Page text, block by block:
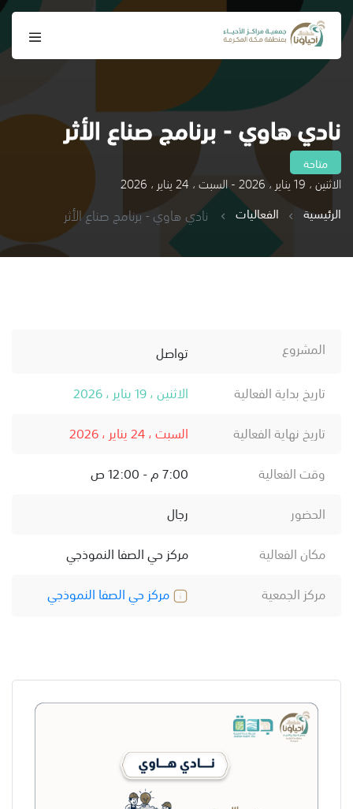
نادي هاوي - برنامج صناع الأثر
متاحة
الاثنين ، 19 يناير ، 2026 - السبت ، 24 يناير ، 2026
الرئيسية
الفعاليات نادي هاوي - برنامج صناع الأثر
المشروع
تواصل
تاريخ بداية الفعالية
الاثنين ، 19 يناير ، 2026
تاريخ نهاية الفعالية
السبت ، 24 يناير ، 2026
وقت الفعالية
7:00 م - 12:00 ص
الحضور
رجال
مكان الفعالية
مركز حي الصفا النموذجي
مركز الجمعية
مركز حي الصفا النموذجي